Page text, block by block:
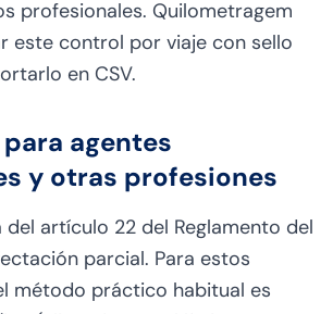
profesionales. Quilometragem
este control por viaje con sello
en CSV.
agentes
y otras profesiones
artículo 22 del Reglamento del
parcial. Para estos
método práctico habitual es